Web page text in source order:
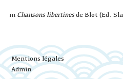
in Chansons libertinesde Blot (Ed.
Mentions légales
Admin